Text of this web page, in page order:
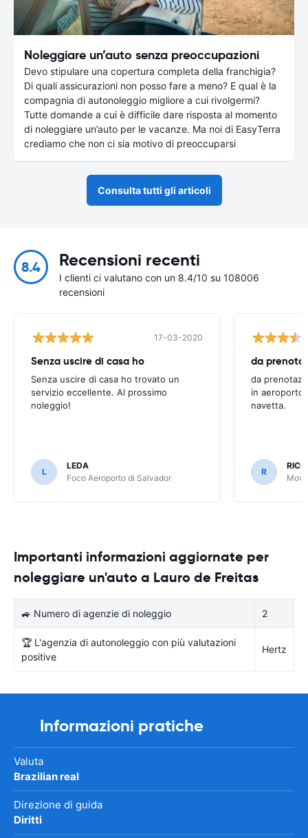
Noleggiare un’auto senza preoccupazioni
Devo stipulare una copertura completa della franchigia?
Di quali assicurazioni non posso fare a meno? E qual è la
compagnia di autonoleggio migliore a cui rivolgermi?
Tutte domande a cui è difficile dare risposta al momento
di noleggiare un’auto per le vacanze. Ma noi di EasyTerra
crediamo che non ci sia motivo di preoccuparsi
Consulta tutti gli articoli
8.4 Recensioni recenti
I clienti ci valutano con un 8.4/10 su 108006
recensioni
17-03-2020
Senza uscire di casa ho
Senza uscire di casa ho trovato un
servizio eccellente. Al prossimo
noleggio!
L
LEDA
Foco Aeroporto di Salvador
da
in aeroporto
navetta.
R
Importanti informazioni aggiornate per
noleggiare un'auto a Lauro de Freitas
🚙 Numero di agenzie di noleggio 2
🏆 L'agenzia di autonoleggio con più valutazioni
positive
Hertz
Informazioni pratiche
Valuta
Brazilian real
Direzione di guida
Diritti